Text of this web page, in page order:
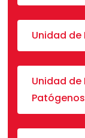
Unidad
Unidad
Patógenos